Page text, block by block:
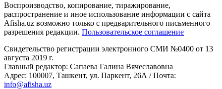
Воспроизводство, копирование, тиражирование,
распространение и иное использование информации с сайта
Afisha.uz возможно только с предварительного письменного
разрешения редакции. Пользовательское соглашение
Свидетельство регистрации электронного СМИ №0400 от 13
августа 2019 г.
Главный редактор: Сапаева Галина Вячеславовна
Адрес: 100007, Ташкент, ул. Паркент, 26А / Почта:
info@afisha.uz